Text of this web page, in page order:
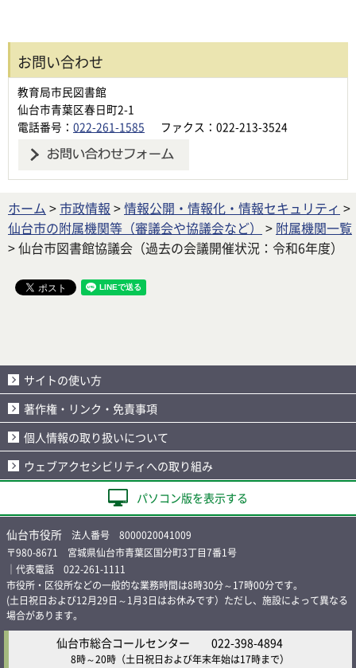
お問い合わせ
教育局市民図書館
仙台市青葉区春日町2-1
電話番号： 022-261-1585 ファクス：022-213-3524
ホーム >市政情報 >情報公開・情報化・情報セキュリティ >
仙台市の附属機関等（審議会や協議会など）
> 附属機関一覧
> 仙台市図書館協議会（過去の会議開催状況：令和6年度）
サイトの使い方
著作権・リンク・免責事項
個人情報の取り扱いについて
ウェブアクセシビリティへの取り組み
パソコン版を表示する
仙台市役所 法人番号 8000020041009
〒980-8671 宮城県仙台市青葉区国分町3丁目7番1号
｜代表電話 022-261-1111
市役所・区役所などの一般的な業務時間は8時30分～17時00分です。
(土日祝日および12月29日～1月3日はお休みです）ただし、施設によって異なる
場合があります。
仙台市総合コールセンター 022-398-4894
8時～20時 （土日祝日および年末年始は17時まで）